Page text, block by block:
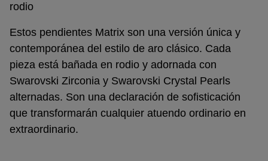
rodio
Estos pendientes Matrix son una versión única y
contemporánea del estilo de aro clásico. Cada
pieza está bañada en rodio y adornada con
Swarovski Zirconia y Swarovski Crystal Pearls
alternadas. Son una declaración de sofisticación
que transformarán cualquier atuendo ordinario en
extraordinario.